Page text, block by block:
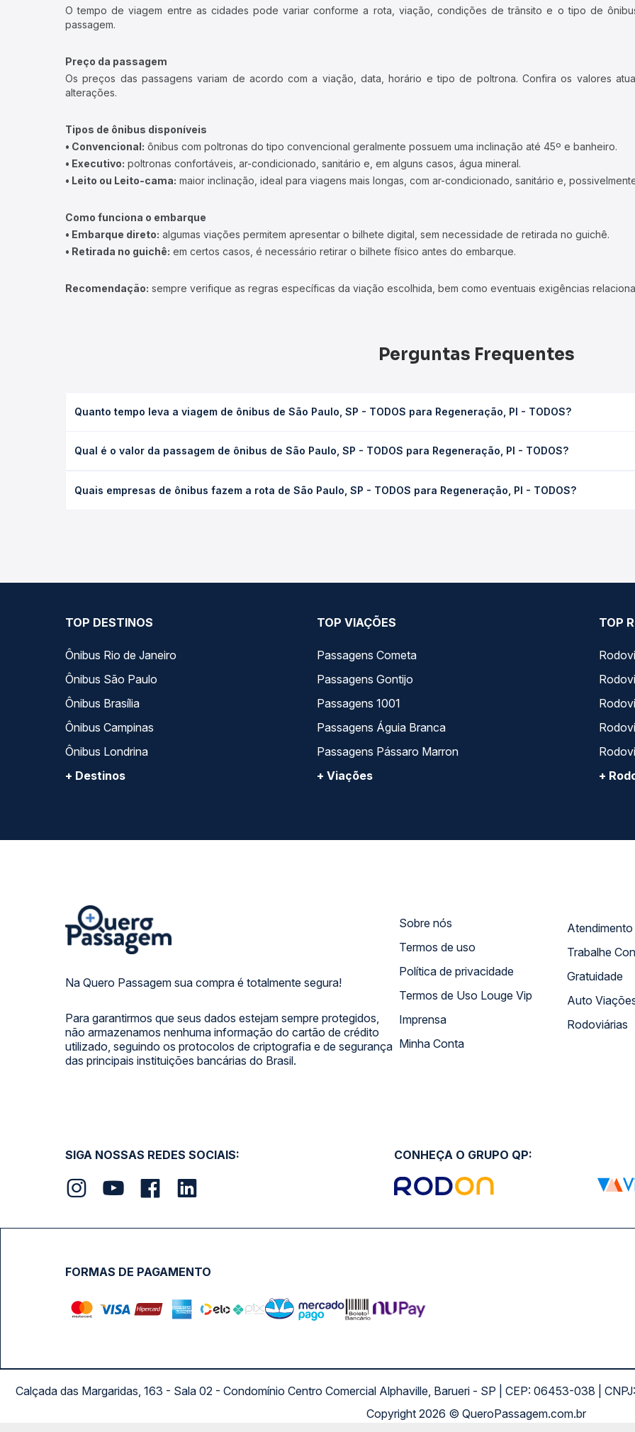
O tempo de viagem entre as cidades pode variar conforme a rota, viação, condições de trânsito e o tipo de
passagem.
Preço da passagem
Os preços das passagens variam de acordo com a viação, data, horário e tipo de poltrona. Confira os valores
alterações.
Tipos de ônibus disponíveis
• Convencional: ônibus com poltronas do tipo convencional geralmente possuem uma inclinação até 45º e banheiro.
• Executivo: poltronas confortáveis, ar-condicionado, sanitário e, em alguns casos, água mineral.
• Leito ou Leito-cama: maior inclinação, ideal para viagens mais longas, com ar-condicionado, sanitário e,
Como funciona o embarque
• Embarque direto: algumas viações permitem apresentar o bilhete digital, sem necessidade de retirada no guichê.
• Retirada no guichê: em certos casos, é necessário retirar o bilhete físico antes do embarque.
Recomendação: sempre verifique as regras específicas da viação escolhida, bem como eventuais exigências
Perguntas Frequentes
Quanto tempo leva a viagem de ônibus de São Paulo, SP - TODOS para Regeneração, PI - TODOS?
(convencional, executivo ou leito) e as condições de tráfego. Na Quero Passagem você consulta os horários
Qual é o valor da passagem de ônibus de São Paulo, SP - TODOS para Regeneração, PI - TODOS?
tipo de poltrona e a antecedência da compra. Na Quero Passagem você compara os preços de todas as viações em
Quais empresas de ônibus fazem a rota de São Paulo, SP - TODOS para Regeneração, PI - TODOS?
TOP DESTINOS
Ônibus Rio de Janeiro
Ônibus São Paulo
Ônibus Brasília
Ônibus Campinas
Ônibus Londrina
+ Destinos
TOP VIAÇÕES
Passagens Cometa
Passagens Gontijo
Passagens 1001
Passagens Águia Branca
Passagens Pássaro Marron
+ Viações
TOP
+
Na Quero Passagem sua compra é totalmente segura!
Para garantirmos que seus dados estejam sempre protegidos,
não armazenamos nenhuma informação do cartão de crédito
utilizado, seguindo os protocolos de criptografia e de segurança
das principais instituições bancárias do Brasil.
Sobre nós
Termos de uso
Política de privacidade
Termos de Uso Louge Vip
Imprensa
Minha Conta
Trabalhe
Gratuidade
Auto
Rodoviárias
SIGA NOSSAS REDES SOCIAIS: CONHEÇA O GRUPO QP:
FORMAS DE PAGAMENTO
Calçada das Margaridas, 163 - Sala 02 - Condomínio Centro Comercial Alphaville, Barueri - SP | CEP: 06453-038 |
Copyright 2026 © QueroPassagem.com.br